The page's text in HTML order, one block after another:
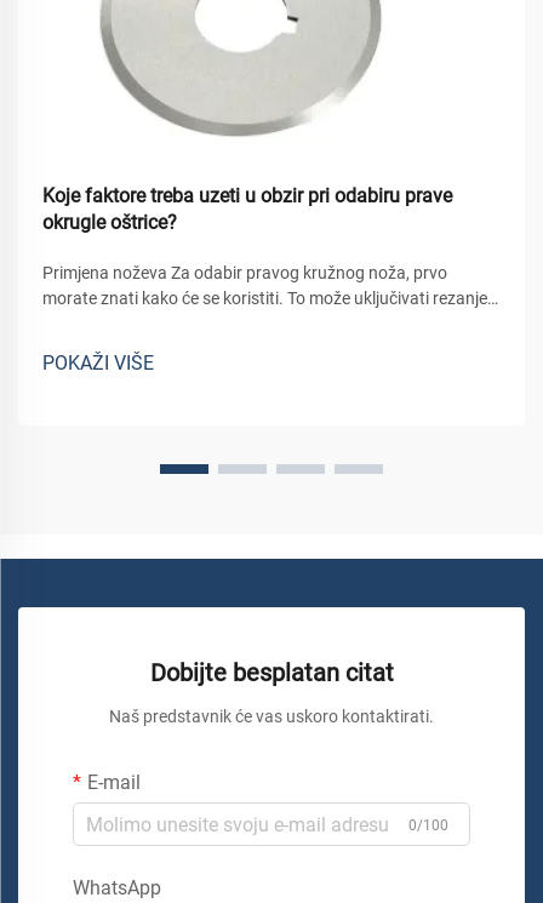
Koje faktore treba uzeti u obzir pri odabiru prave
okrugle oštrice?
Primjena noževa Za odabir pravog kružnog noža, prvo
morate znati kako će se koristiti. To može uključivati rezanje
određeni tip noža. Na primjer: noževi koji se koriste za rezanje
uz...
POKAŽI VIŠE
Dobijte besplatan citat
Naš predstavnik će vas uskoro kontaktirati.
E-mail
0/100
WhatsApp